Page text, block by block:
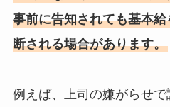
事前に告知されても基本
断される場合があります。
例えば、上司の嫌がらせ